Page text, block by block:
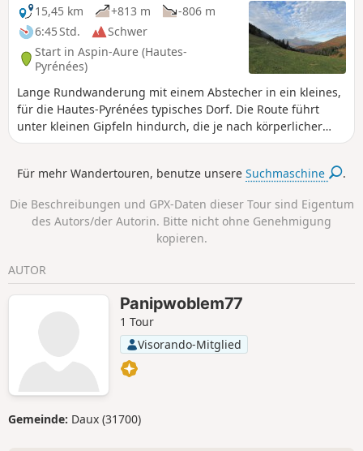
15,45 km
+813 m
-806 m
6:45 Std.
Schwer
Start in Aspin-Aure (Hautes-
Pyrénées)
Lange Rundwanderung mit einem Abstecher in ein kleines,
für die Hautes-Pyrénées typisches Dorf. Die Route führt
unter kleinen Gipfeln hindurch, die je nach körperlicher
Verfassung leicht bestiegen werden können.
Für mehr Wandertouren, benutze unsereSuchmaschine .
Die Beschreibungen und GPX-Daten dieser Tour sind Eigentum
des Autors/der Autorin. Bitte nicht ohne Genehmigung
kopieren.
AUTOR
Panipwoblem77
1 Tour
Visorando-Mitglied
Gemeinde: Daux (31700)